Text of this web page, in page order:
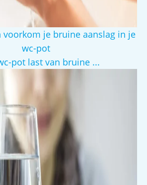
voorkom je bruine aanslag in je
wc-pot
pot last van bruine ...